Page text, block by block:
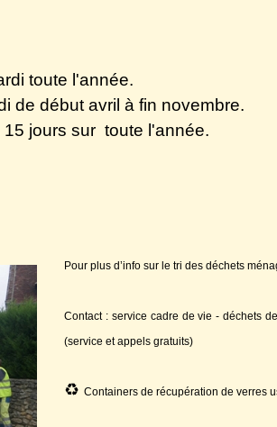
toute l'année.
de début avril à fin novembre.
jours sur toute l'année.
Pour plus d’info sur le tri des déchets
Contact : service cadre de vie - déchets
(service et appels gratuits)
♻️ Containers de récupération de verres